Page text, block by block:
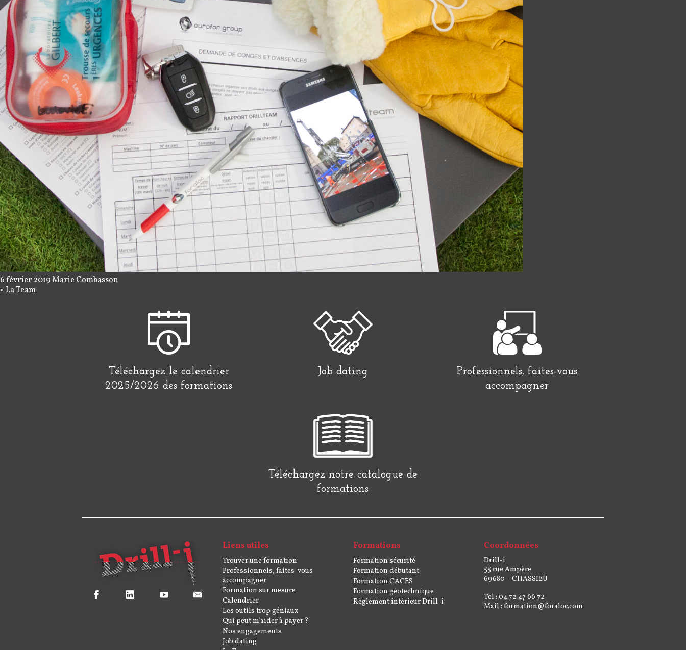
6 février 2019Marie Combasson
«La Team
Téléchargez le calendrier
2025/2026 des formations
Job dating
Professionnels, faites-vous
accompagner
Téléchargez notre catalogue de
formations
Liens utiles
Trouver une formation
Professionnels, faites-vous
accompagner
Formation sur mesure
Calendrier
Les outils trop géniaux
Qui peut m’aider à payer ?
Nos engagements
Job dating
Formations
Formation sécurité
Formation débutant
Formation CACES
Formation géotechnique
Règlement intérieur Drill-i
Coordonnées
Drill-i
55 rue Ampère
69680 – CHASSIEU
Tel : 04 72 47 66 72
Mail : formation@foraloc.com